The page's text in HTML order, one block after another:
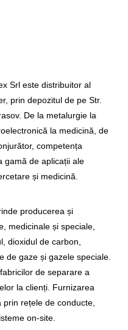
Srl este distribuitor al
prin depozitul de pe Str.
De la metalurgie la
la medicină, de
competența
gamă de aplicații ale
și medicină.
producerea și
medicinale și speciale,
dioxidul de carbon,
de gaze și gazele speciale.
de separare a
la clienți. Furnizarea
rețele de conducte,
on-site.